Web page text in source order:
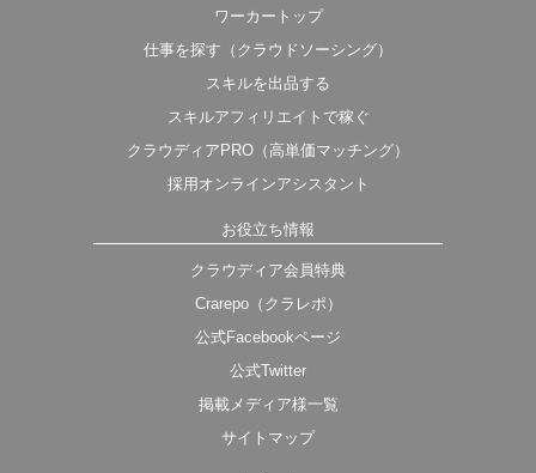
ワーカートップ
仕事を探す（クラウドソーシング）
スキルを出品する
スキルアフィリエイトで稼ぐ
クラウディアPRO（高単価マッチング）
採用オンラインアシスタント
お役立ち情報
クラウディア会員特典
Crarepo（クラレポ）
公式Facebookページ
公式Twitter
掲載メディア様一覧
サイトマップ